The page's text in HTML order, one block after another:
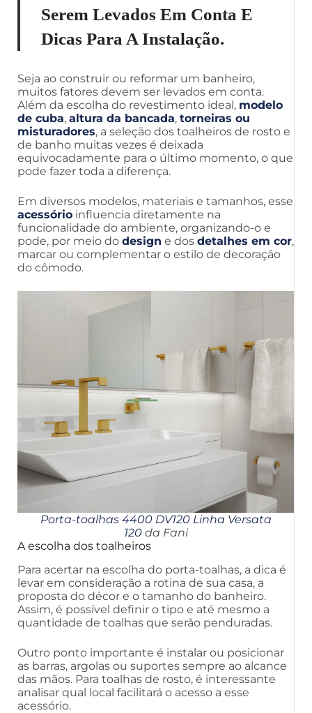
Serem Levados Em Conta E
Dicas Para A Instalação.
Seja ao construir ou reformar um banheiro,
muitos fatores devem ser levados em conta.
Além da escolha do revestimento ideal, modelo
de cuba, altura da bancada, torneiras ou
misturadores, a seleção dos toalheiros de rosto e
de banho muitas vezes é deixada
equivocadamente para o último momento, o que
pode fazer toda a diferença.
Em diversos modelos, materiais e tamanhos, esse
acessório influencia diretamente na
funcionalidade do ambiente, organizando-o e
pode, por meio do design e dos detalhes em cor,
marcar ou complementar o estilo de decoração
do cômodo.
Porta-toalhas 4400 DV120 Linha Versata
120da Fani
A escolha dos toalheiros
Para acertar na escolha do porta-toalhas, a dica é
levar em consideração a rotina de sua casa, a
proposta do décor e o tamanho do banheiro.
Assim, é possível definir o tipo e até mesmo a
quantidade de toalhas que serão penduradas.
Outro ponto importante é instalar ou posicionar
as barras, argolas ou suportes sempre ao alcance
das mãos. Para toalhas de rosto, é interessante
analisar qual local facilitará o acesso a esse
acessório.